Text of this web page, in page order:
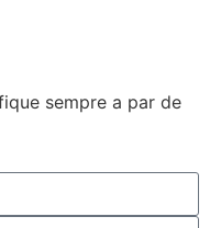
sempre a par de